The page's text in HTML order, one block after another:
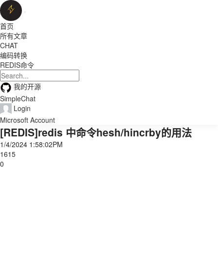
首页
所有文章
CHAT
编码转换
REDIS命令
我的开源
SimpleChat
Login
Microsoft Account
[REDIS]redis 中命令hesh/hincrby的用法
1/4/2024 1:58:02PM
1615
0